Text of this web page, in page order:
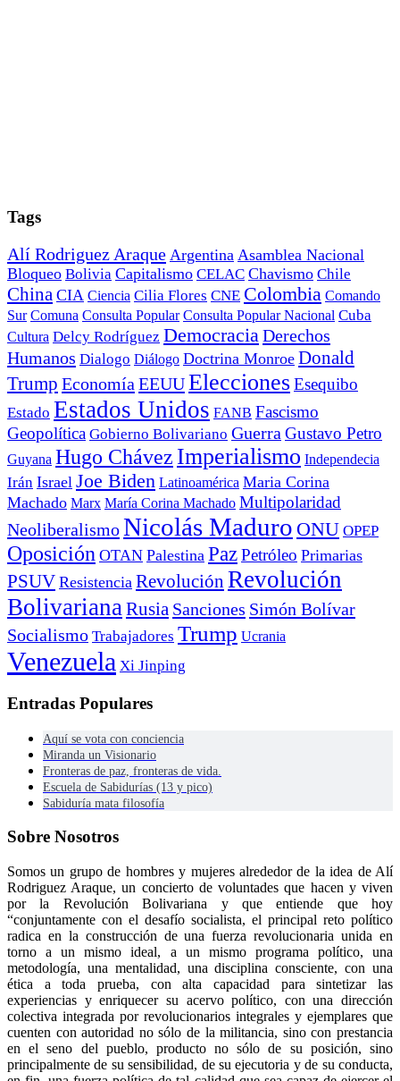
Tags
Alí Rodriguez Araque Argentina Asamblea Nacional
Bloqueo Bolivia Capitalismo CELAC Chavismo Chile
China CIA Ciencia Cilia Flores CNE Colombia Comando
Sur Comuna Consulta Popular Consulta Popular Nacional Cuba
Cultura Delcy Rodríguez DemocraciaDerechos
Humanos Dialogo Diálogo Doctrina Monroe Donald
Trump Economía EEUUEleccionesEsequibo
Estado Estados Unidos FANB Fascismo
Geopolítica Gobierno Bolivariano Guerra Gustavo Petro
Guyana Hugo Chávez Imperialismo Independecia
Irán Israel Joe Biden Latinoamérica Maria Corina
Machado Marx María Corina Machado Multipolaridad
NeoliberalismoNicolás Maduro ONU OPEP
Oposición OTAN Palestina PazPetróleo Primarias
PSUV Resistencia Revolución Revolución
BolivarianaRusia Sanciones Simón Bolívar
Socialismo Trabajadores Trump Ucrania
Venezuela Xi Jinping
Entradas Populares
Aquí se vota con conciencia
Miranda un Visionario
Fronteras de paz, fronteras de vida.
Escuela de Sabidurías (13 y pico)
Sabiduría mata filosofía
Sobre Nosotros
Somos un grupo de hombres y mujeres alrededor de la idea de Alí
Rodriguez Araque, un concierto de voluntades que hacen y viven
por la Revolución Bolivariana y que entiende que hoy
“conjuntamente con el desafío socialista, el principal reto político
radica en la construcción de una fuerza revolucionaria unida en
torno a un mismo ideal, a un mismo programa político, una
metodología, una mentalidad, una disciplina consciente, con una
ética a toda prueba, con alta capacidad para sintetizar las
experiencias y enriquecer su acervo político, con una dirección
colectiva integrada por revolucionarios integrales y ejemplares que
cuenten con autoridad no sólo de la militancia, sino con prestancia
en el seno del pueblo, producto no sólo de su posición, sino
principalmente de su sensibilidad, de su ejecutoria y de su conducta,